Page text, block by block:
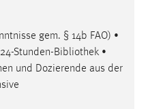
gem. § 14b FAO) •
Stunden-Bibliothek •
und Dozierende aus der